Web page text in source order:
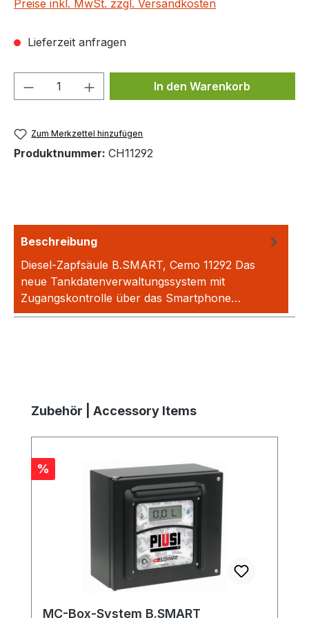
Preise inkl. MwSt. zzgl. Versandkosten
Lieferzeit anfragen
Produkt Anzahl: Gib denIn den Warenkorb
Zum Merkzettel hinzufügen
Produktnummer: CH11292
Beschreibung
Diesel-Zapfsäule B.SMART, Cemo 11292 Das
neue Tankdatenverwaltungssystem mit
Zugangskontrolle über das Smartphone…
Produktgalerie überspringen
Zubehör | Accessory Items
Rabatt
%
MC-Box-System B.SMART